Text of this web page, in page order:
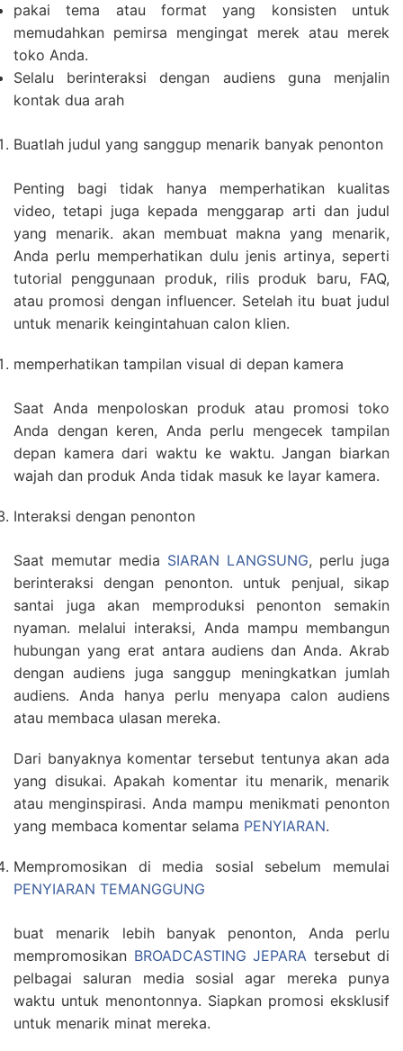
pakai tema atau format yang konsisten untuk
memudahkan pemirsa mengingat merek atau merek
toko Anda.
Selalu berinteraksi dengan audiens guna menjalin
kontak dua arah
Buatlah judul yang sanggup menarik banyak penonton
Penting bagi tidak hanya memperhatikan kualitas
video, tetapi juga kepada menggarap arti dan judul
yang menarik. akan membuat makna yang menarik,
Anda perlu memperhatikan dulu jenis artinya, seperti
tutorial penggunaan produk, rilis produk baru, FAQ,
atau promosi dengan influencer. Setelah itu buat judul
untuk menarik keingintahuan calon klien.
memperhatikan tampilan visual di depan kamera
Saat Anda menpoloskan produk atau promosi toko
Anda dengan keren, Anda perlu mengecek tampilan
depan kamera dari waktu ke waktu. Jangan biarkan
wajah dan produk Anda tidak masuk ke layar kamera.
Interaksi dengan penonton
Saat memutar media SIARAN LANGSUNG, perlu juga
berinteraksi dengan penonton. untuk penjual, sikap
santai juga akan memproduksi penonton semakin
nyaman. melalui interaksi, Anda mampu membangun
hubungan yang erat antara audiens dan Anda. Akrab
dengan audiens juga sanggup meningkatkan jumlah
audiens. Anda hanya perlu menyapa calon audiens
atau membaca ulasan mereka.
Dari banyaknya komentar tersebut tentunya akan ada
yang disukai. Apakah komentar itu menarik, menarik
atau menginspirasi. Anda mampu menikmati penonton
yang membaca komentar selama PENYIARAN.
Mempromosikan di media sosial sebelum memulai
PENYIARAN TEMANGGUNG
buat menarik lebih banyak penonton, Anda perlu
mempromosikan BROADCASTING JEPARA tersebut di
pelbagai saluran media sosial agar mereka punya
waktu untuk menontonnya. Siapkan promosi eksklusif
untuk menarik minat mereka.